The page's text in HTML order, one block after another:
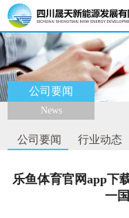
公司要闻
News
公司要闻 行业动态
乐鱼体育官网app下
一